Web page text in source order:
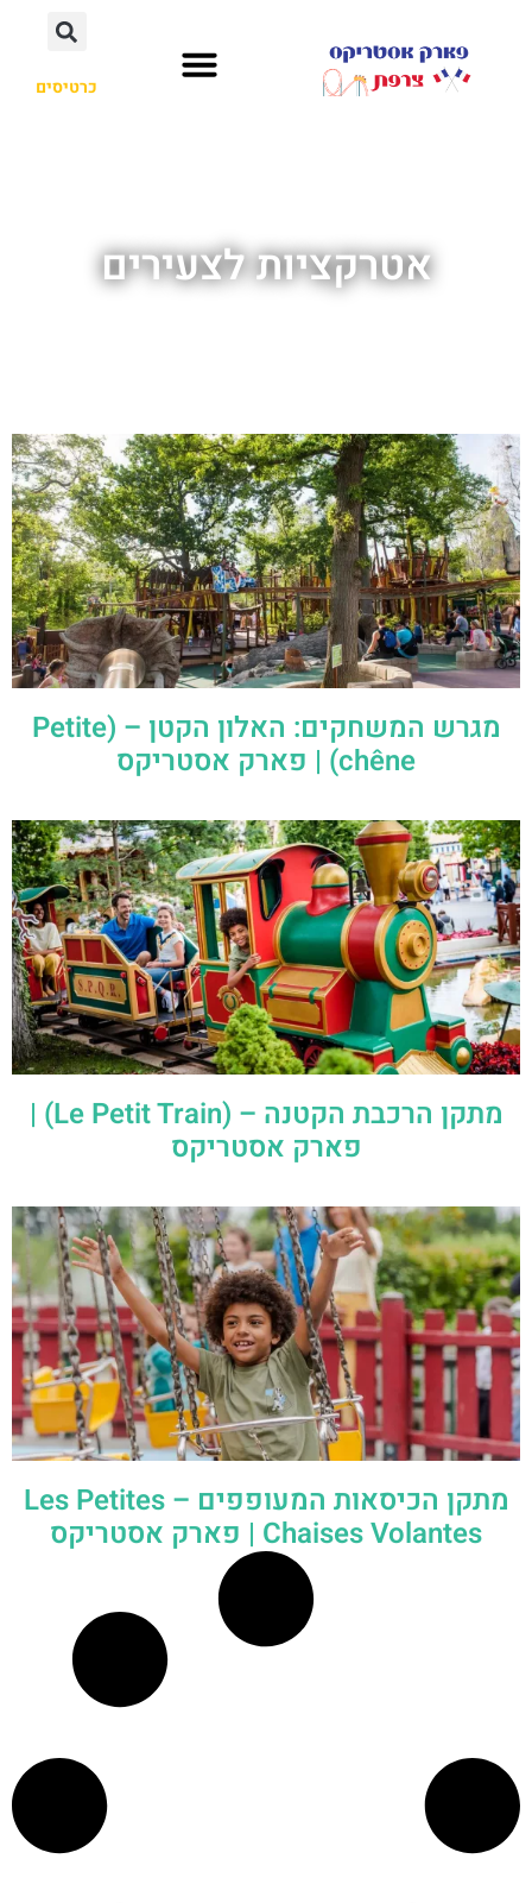
כרטיסים
אטרקציות לצעירים
מגרש המשחקים: האלון הקטן – (Petite
chêne) | פארק אסטריקס
מתקן הרכבת הקטנה – (Le Petit Train) |
פארק אסטריקס
מתקן הכיסאות המעופפים – Les Petites
Chaises Volantes | פארק אסטריקס